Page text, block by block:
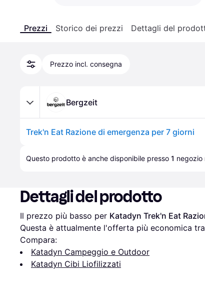
Prezzi Storico dei prezzi Dettagli del
Prezzo incl. consegna
Bergzeit
Trek'n Eat Razione di emergenza per 7 giorni
Questo prodotto è anche disponibile presso 1 negozio
Dettagli del prodotto
Il prezzo più basso per Katadyn Trek'n Eat
Questa è attualmente l'offerta più economica tra
Compara:
Katadyn Campeggio e Outdoor
Katadyn Cibi Liofilizzati